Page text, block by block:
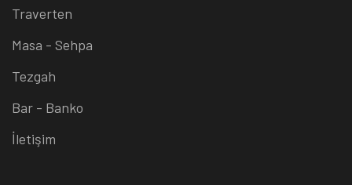
Traverten
Masa - Sehpa
Tezgah
Bar - Banko
İletişim